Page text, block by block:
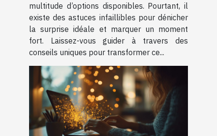
multitude d’options disponibles. Pourtant, il
existe des astuces infaillibles pour dénicher
la surprise idéale et marquer un moment
fort. Laissez-vous guider à travers des
conseils uniques pour transformer ce...